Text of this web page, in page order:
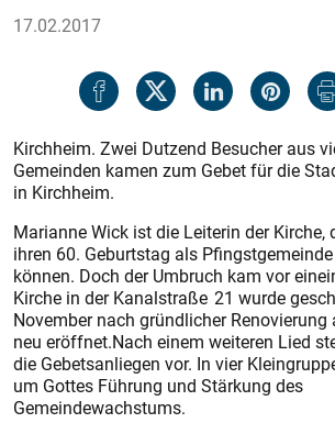
17.02.2017
Kirchheim. Zwei Dutzend Besucher aus
Gemeinden kamen zum Gebet für die
in Kirchheim.
Marianne Wick ist die Leiterin der Kirche,
ihren 60. Geburtstag als
können. Doch der Umbruch kam vor
Kirche in der Kanalstraße 21 wurde
November nach gründlicher Renovierung
neu eröffnet.Nach einem weiteren Lied
die Gebetsanliegen vor. In vier
um Gottes Führung und Stärkung des
Gemeindewachstums.